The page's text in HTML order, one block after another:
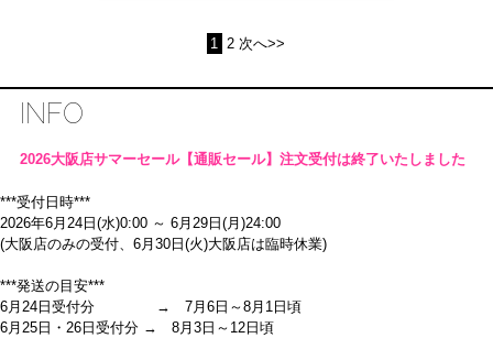
1 2 次へ>>
INFO
2026大阪店サマーセール【通販セール】注文受付は終了いたしました
***受付日時***
2026年6月24日(水)0:00 ～ 6月29日(月)24:00
(大阪店のみの受付、6月30日(火)大阪店は臨時休業)
***発送の目安***
6月24日受付分 → 7月6日～8月1日頃
6月25日・26日受付分 → 8月3日～12日頃